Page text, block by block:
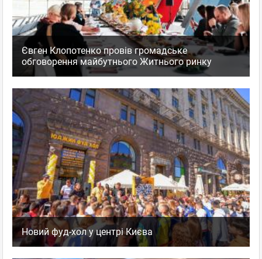
Євген Клопотенко провів громадське
обговорення майбутнього Житнього ринку
Новий фуд-хол у центрі Києва